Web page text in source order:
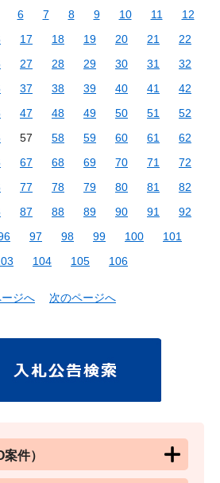
6 7 8 9 10 11
12
17 18 19 20 21
22
27 28 29 30 31
32
37 38 39 40 41
42
47 48 49 50 51
52
57 58 59 60 61
62
67 68 69 70 71
72
77 78 79 80 81
82
87 88 89 90 91
92
97 98 99 100
101
104 105 106
ジへ 次のページへ
件）